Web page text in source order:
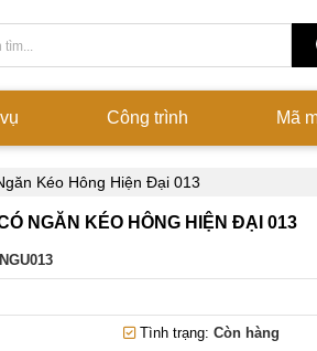
Công trình Mã
Kéo Hông Hiện Đại 013
NGĂN KÉO HÔNG HIỆN ĐẠI 013
Tình trạng:Còn hàng